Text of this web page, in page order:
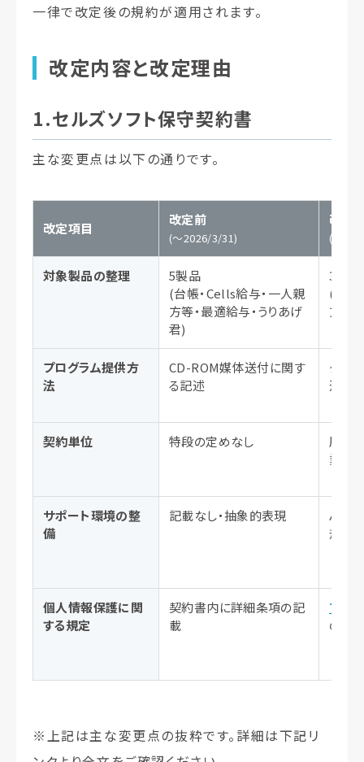
一律で改定後の規約が適用されます。
改定内容と改定理由
1.セルズソフト保守契約書
主な変更点は以下の通りです。
改定項目
改定前
(～2026/3/31)
改定
対象製品の整理
5製品
(台帳・Cells給与・一人親
方等・最適給与・うりあげ
君)
3製品
(台帳
方等)
プログラム提供方
法
CD-ROM媒体送付に関す
る記述
ダウ
述統
契約単位 特段の定めなし
原則
業所
サポート環境の整
備
記載なし・抽象的表現
ハラ
規定
個人情報保護に関
する規定
契約書内に詳細条項の記
載
プラ
の参
※上記は主な変更点の抜粋です。詳細は下記リ